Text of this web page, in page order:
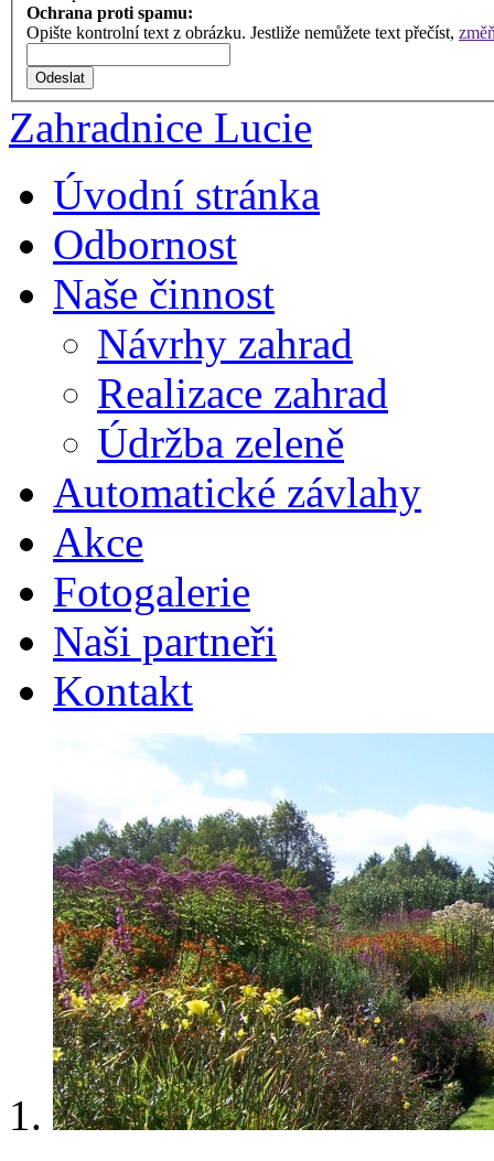
Ochrana proti spamu:
Opište kontrolní text z obrázku. Jestliže nemůžete text přečíst,
Zahradnice Lucie
Úvodní stránka
Odbornost
Naše činnost
Návrhy zahrad
Realizace zahrad
Údržba zeleně
Automatické závlahy
Akce
Fotogalerie
Naši partneři
Kontakt